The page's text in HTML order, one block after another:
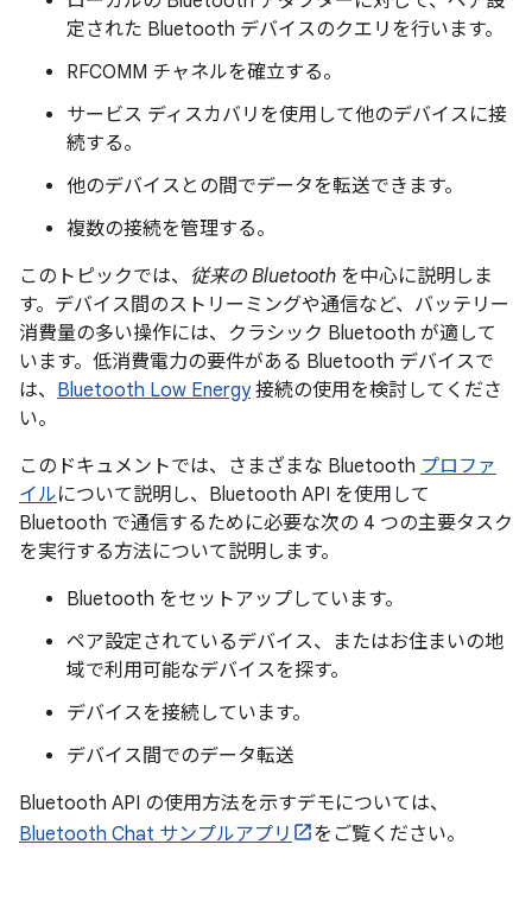
定された Bluetooth デバイスのクエリを行います。
RFCOMM チャネルを確立する。
サービス ディスカバリを使用して他のデバイスに接
続する。
他のデバイスとの間でデータを転送できます。
複数の接続を管理する。
このトピックでは、 従来の Bluetooth を中心に説明しま
す。デバイス間のストリーミングや通信など、バッテリー
消費量の多い操作には、クラシック Bluetooth が適して
います。低消費電力の要件がある Bluetooth デバイスで
は、 Bluetooth Low Energy接続の使用を検討してくださ
い。
このドキュメントでは、さまざまな Bluetooth プロファ
イルについて説明し、Bluetooth API を使用して
Bluetooth で通信するために必要な次の 4 つの主要タスク
を実行する方法について説明します。
Bluetooth をセットアップしています。
ペア設定されているデバイス、またはお住まいの地
域で利用可能なデバイスを探す。
デバイスを接続しています。
デバイス間でのデータ転送
Bluetooth API の使用方法を示すデモについては、
Bluetooth Chat サンプルアプリ
をご覧ください。